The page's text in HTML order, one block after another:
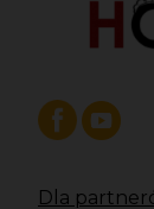
Dla